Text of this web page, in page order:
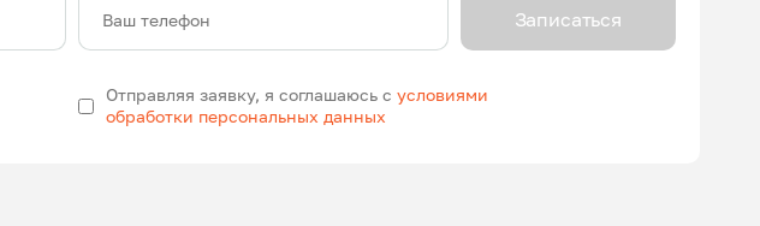
Ваш телефон
Отправляя заявку, я соглашаюсь сусловиями
обработки персональных данных
Записаться